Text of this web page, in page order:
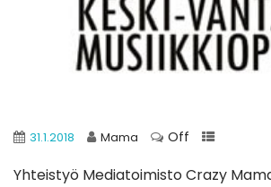
31.1.2018 Mama Off
Yhteistyö Mediatoimisto Crazy